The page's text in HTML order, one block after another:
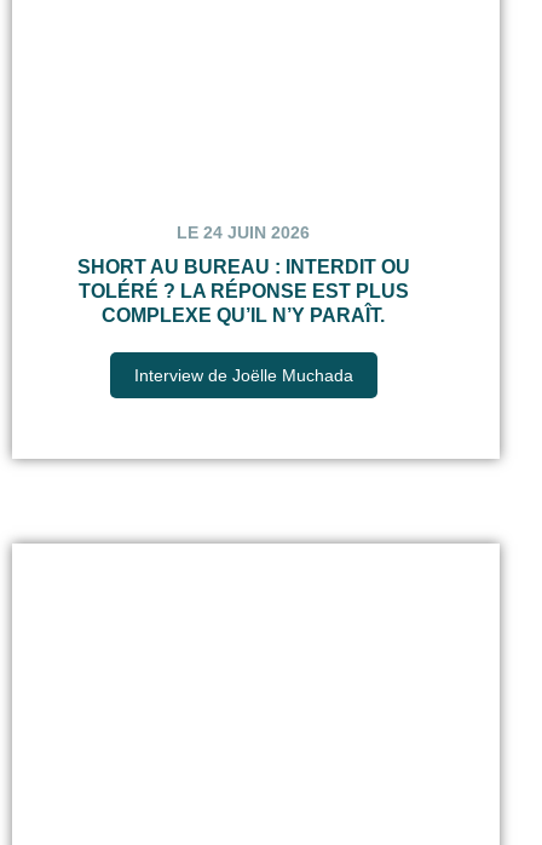
LE 24 JUIN 2026
SHORT AU BUREAU : INTERDIT OU
TOLÉRÉ ? LA RÉPONSE EST PLUS
COMPLEXE QU’IL N’Y PARAÎT.
Interview de Joëlle Muchada